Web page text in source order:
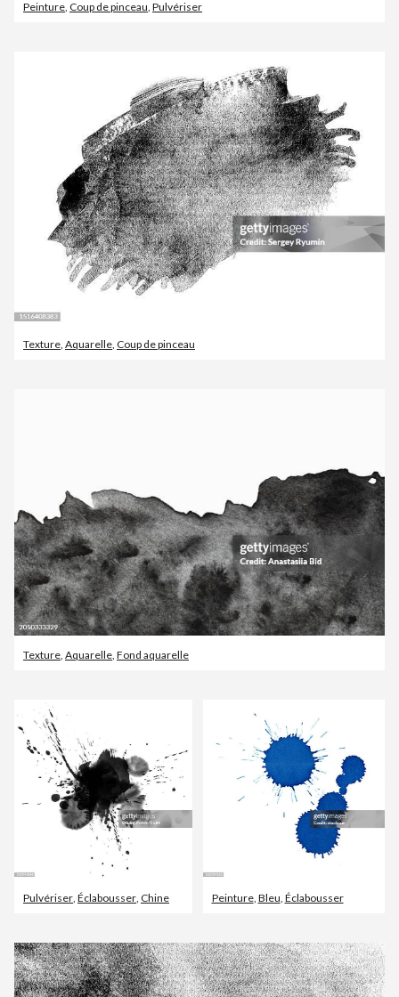
Peinture Coup de pinceau Pulvériser
Texture Aquarelle Coup de pinceau
Texture Aquarelle Fond aquarelle
Pulvériser, Éclabousser, Chine Peinture, Bleu, Éclabousser